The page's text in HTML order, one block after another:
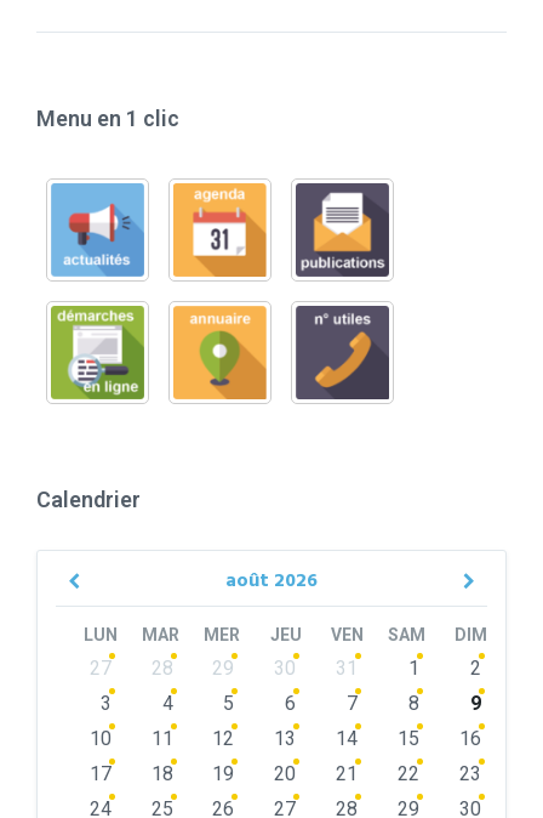
Menu en 1 clic
Calendrier
août 2026
Previous
LUN MAR MER JEU VEN SAM DIM
Skip
calendar
27 28 29 30 31 1
2
3
4 5 6 7 8
9
10
11 12 13 14 15
16
17
18 19 20 21 22
23
24
25 26 27 28 29
30